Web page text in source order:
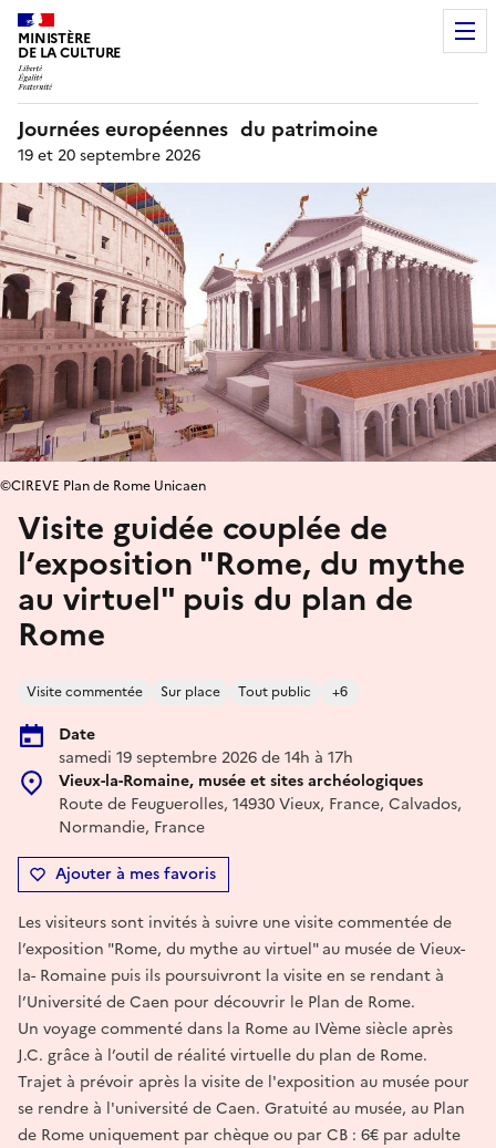
MINISTÈRE
DE LA CULTURE
Journées européennes du patrimoine
19 et 20 septembre 2026
Visite guidée couplée de
l’exposition "Rome, du mythe
au virtuel" puis du plan de
Rome
Visite commentée Sur place Tout public +6
Date
samedi 19 septembre 2026 de 14h à 17h
Vieux-la-Romaine, musée et sites archéologiques
Route de Feuguerolles, 14930 Vieux, France, Calvados,
Normandie, France
Ajouter à mes favoris
©CIREVE Plan de Rome Unicaen
Les visiteurs sont invités à suivre une visite commentée de
l’exposition "Rome, du mythe au virtuel" au musée de Vieux-
la- Romaine puis ils poursuivront la visite en se rendant à
l’Université de Caen pour découvrir le Plan de Rome.
Un voyage commenté dans la Rome au IVème siècle après
J.C. grâce à l’outil de réalité virtuelle du plan de Rome.
Trajet à prévoir après la visite de l'exposition au musée pour
se rendre à l'université de Caen. Gratuité au musée, au Plan
de Rome uniquement par chèque ou par CB : 6€ par adulte